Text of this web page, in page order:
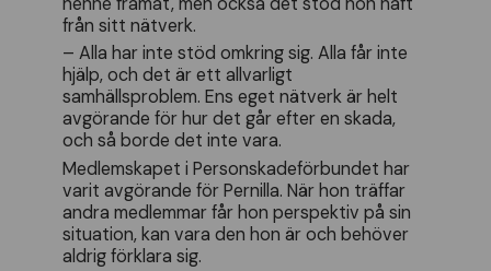
från sitt nätverk.
– Alla har inte stöd omkring sig. Alla får inte
hjälp, och det är ett allvarligt
samhällsproblem. Ens eget nätverk är helt
avgörande för hur det går efter en skada,
och så borde det inte vara.
Medlemskapet i Personskadeförbundet har
varit avgörande för Pernilla. När hon träffar
andra medlemmar får hon perspektiv på sin
situation, kan vara den hon är och behöver
aldrig förklara sig.